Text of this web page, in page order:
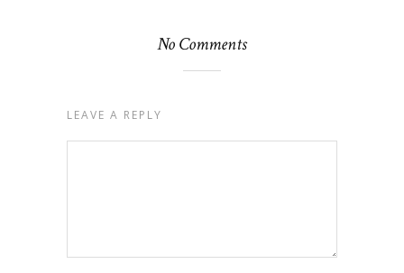
No Comments
LEAVE A REPLY